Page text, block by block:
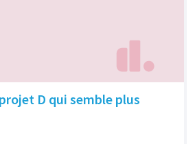
D qui semble plus